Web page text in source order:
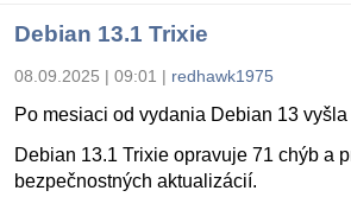
Debian 13.1 Trixie
08.09.2025 | 09:01 | redhawk1975
Po mesiaci od vydania Debian 13
Debian 13.1 Trixie opravuje 71 chýb a
bezpečnostných aktualizácií.